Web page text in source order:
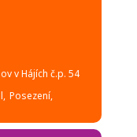
v Hájích č.p. 54
Posezení,